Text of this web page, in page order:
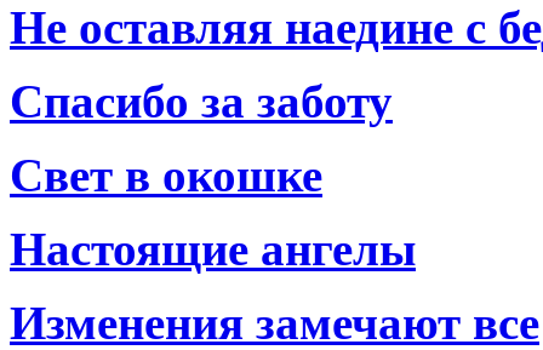
Не оставляя наедине с
Спасибо за заботу
Свет в окошке
Настоящие ангелы
Изменения замечают все